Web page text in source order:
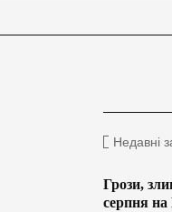
Недавні
Грози,
серпня на